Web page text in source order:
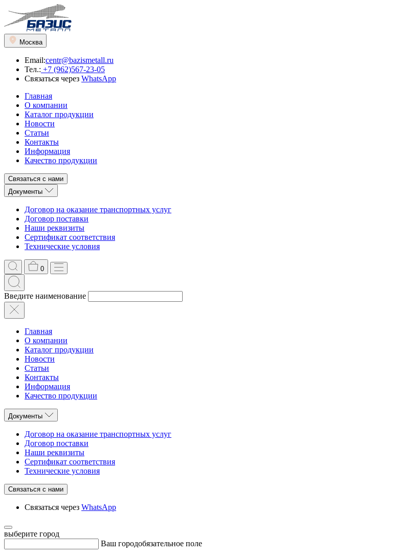
Москва
Email:centr@bazismetall.ru
Тел.: +7 (962)567-23-05
Связаться через WhatsApp
Главная
О компании
Каталог продукции
Новости
Статьи
Контакты
Информация
Качество продукции
Связаться с нами
Документы
Договор на оказание транспортных услуг
Договор поставки
Наши реквизиты
Сертификат соответствия
Технические условия
0
Введите наименование
Главная
О компании
Каталог продукции
Новости
Статьи
Контакты
Информация
Качество продукции
Документы
Договор на оказание транспортных услуг
Договор поставки
Наши реквизиты
Сертификат соответствия
Технические условия
Связаться с нами
Связаться через WhatsApp
выберите город
Ваш городобязательное поле